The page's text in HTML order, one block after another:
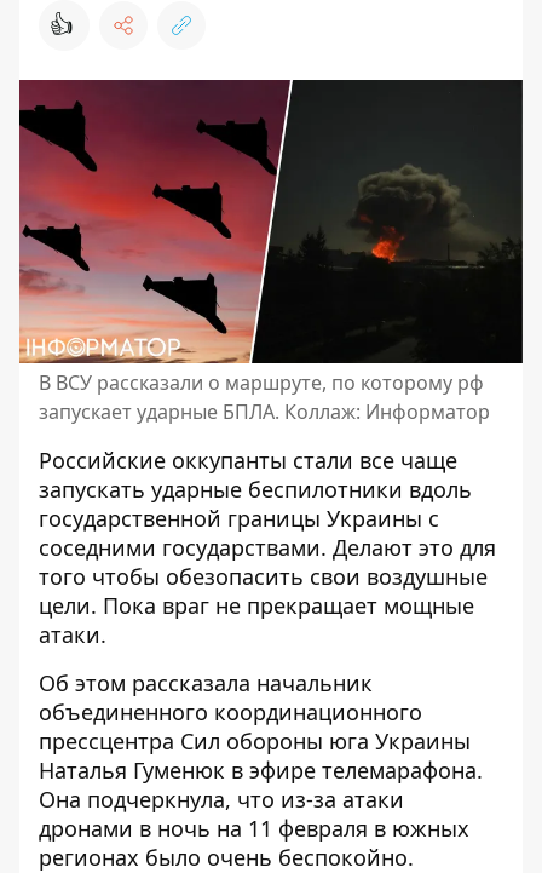
👍
В ВСУ рассказали о маршруте, по которому рф
запускает ударные БПЛА. Коллаж: Информатор
Российские оккупанты стали все чаще
запускать ударные беспилотники вдоль
государственной границы Украины с
соседними государствами. Делают это для
того чтобы обезопасить свои воздушные
цели. Пока враг не прекращает мощные
атаки.
Об этом рассказала начальник
объединенного координационного
прессцентра Сил обороны юга Украины
Наталья Гуменюк в эфире телемарафона.
Она подчеркнула, что из-за атаки
дронами в ночь на 11 февраля в южных
регионах было очень беспокойно.